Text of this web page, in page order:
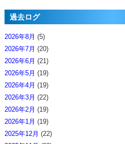
過去ログ
2026年8月 (5)
2026年7月 (20)
2026年6月 (21)
2026年5月 (19)
2026年4月 (19)
2026年3月 (22)
2026年2月 (19)
2026年1月 (19)
2025年12月 (22)